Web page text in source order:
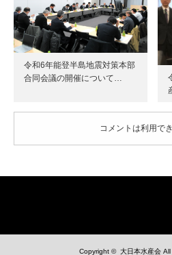
令和6年能登半島地震対策本部
合同会議の開催について…
コメントは利用で
Copyright © 大日本水産会 All